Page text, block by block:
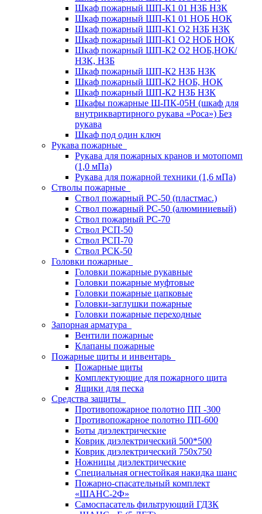
Шкаф пожарный ШП-К1 01 НЗБ НЗК
Шкаф пожарный ШП-К1 01 НОБ НОК
Шкаф пожарный ШП-К1 О2 НЗБ НЗК
Шкаф пожарный ШП-К1 О2 НОБ НОК
Шкаф пожарный ШП-К2 О2 НОБ,НОК/
НЗК, НЗБ
Шкаф пожарный ШП-К2 НЗБ НЗК
Шкаф пожарный ШП-К2 НОБ, НОК
Шкаф пожарный ШП-К2 НЗБ НЗК
Шкафы пожарные Ш-ПК-05Н (шкаф для
внутриквартирного рукава «Роса») Без
рукава
Шкаф под один ключ
Рукава пожарные
Рукава для пожарных кранов и мотопомп
(1,0 мПа)
Рукава для пожарной техники (1,6 мПа)
Стволы пожарные
Ствол пожарный РС-50 (пластмас.)
Ствол пожарный РС-50 (алюминиевый)
Ствол пожарный РС-70
Ствол РСП-50
Ствол РСП-70
Ствол РСК-50
Головки пожарные
Головки пожарные рукавные
Головки пожарные муфтовые
Головки пожарные цапковые
Головки-заглушки пожарные
Головки пожарные переходные
Запорная арматура
Вентили пожарные
Клапаны пожарные
Пожарные щиты и инвентарь
Пожарные щиты
Комплектующие для пожарного щита
Ящики для песка
Средства защиты
Противопожарное полотно ПП -300
Противопожарное полотно ПП-600
Боты диэлектрические
Коврик диэлектрический 500*500
Коврик диэлектрический 750х750
Ножницы диэлектрические
Специальная огнестойкая накидка шанс
Пожарно-спасательный комплект
«ШАНС-2Ф»
Самоспасатель фильтрующий ГДЗК